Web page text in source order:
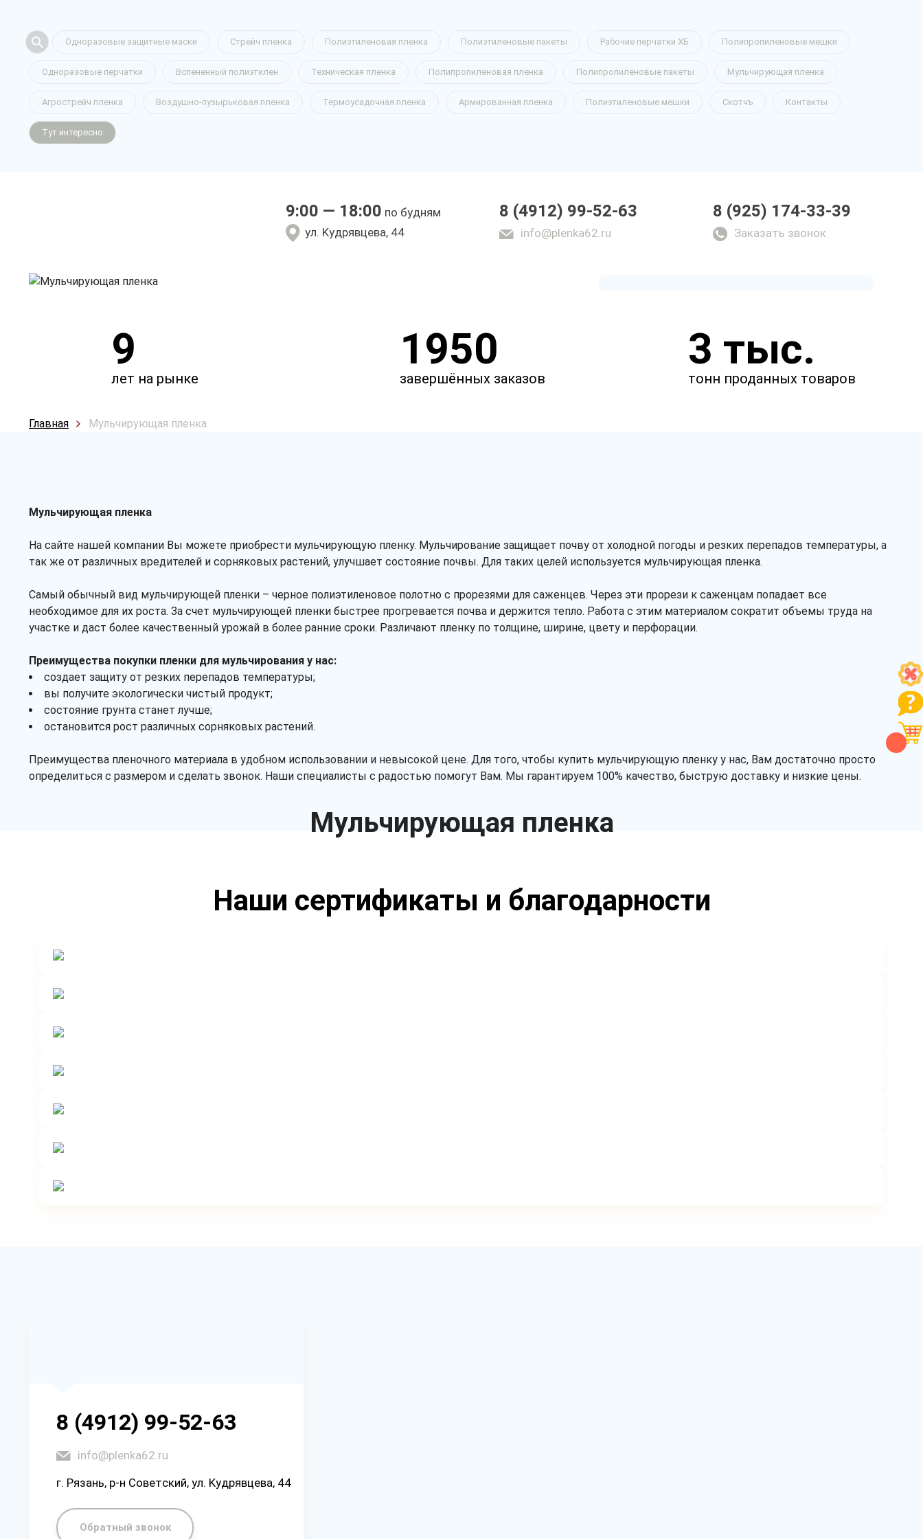
Одноразовые защитные маски Стрейч пленка Полиэтиленовая пленка Полиэтиленовые пакеты Рабочие перчатки ХБ Полипропиленовые мешки
Одноразовые перчатки Вспененный полиэтилен Техническая пленка Полипропиленовая пленка Полипропиленовые пакеты Мульчирующая пленка
Агрострейч пленка Воздушно-пузырьковая пленка Термоусадочная пленка Армированная пленка Полиэтиленовые мешки Скотчъ Контакты
Тут интересно
9:00 — 18:00 по будням
yл. Kyдpявцeвa, 44
8 (4912) 99-52-63
info@plenka62.ru
8 (925) 174-33-39
Заказать звонок
Мульчирующая пленка
в Рязани
только приятные цены
и через несколько минут наш
менеджер свяжется с вами.
9
лет на рынке
1950
завершённых заказов
3 тыс.
тонн проданных товаров
Главная Мульчирующая пленка
Мульчирующая пленка
На сайте нашей компании Вы можете приобрести мульчирующую пленку. Мульчирование защищает почву от холодной погоды и резких перепадов температуры, а
так же от различных вредителей и сорняковых растений, улучшает состояние почвы. Для таких целей используется мульчирующая пленка.
Самый обычный вид мульчирующей пленки – черное полиэтиленовое полотно с прорезями для саженцев. Через эти прорези к саженцам попадает все
необходимое для их роста. За счет мульчирующей пленки быстрее прогревается почва и держится тепло. Работа с этим материалом сократит объемы труда на
участке и даст более качественный урожай в более ранние сроки. Различают пленку по толщине, ширине, цвету и перфорации.
Преимущества покупки пленки для мульчирования у нас:
создает защиту от резких перепадов температуры;
вы получите экологически чистый продукт;
состояние грунта станет лучше;
остановится рост различных сорняковых растений.
Преимущества пленочного материала в удобном использовании и невысокой цене. Для того, чтобы купить мульчирующую пленку у нас, Вам достаточно просто
определиться с размером и сделать звонок. Наши специалисты с радостью помогут Вам. Мы гарантируем 100% качество, быструю доставку и низкие цены.
Мульчирующая пленка
Наши сертификаты и благодарности
8 (4912) 99-52-63
info@plenka62.ru
г. Рязaнь, p-н Coвeтcкий, yл. Kyдpявцeвa, 44
Обратный звонок